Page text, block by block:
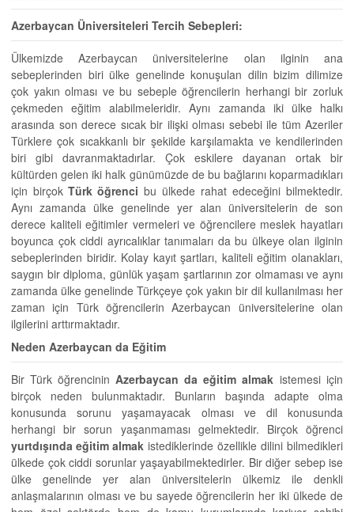
Azerbaycan Üniversiteleri Tercih Sebepleri:
Ülkemizde Azerbaycan üniversitelerine olan ilginin ana
sebeplerinden biri ülke genelinde konuşulan dilin bizim dilimize
çok yakın olması ve bu sebeple öğrencilerin herhangi bir zorluk
çekmeden eğitim alabilmeleridir. Aynı zamanda iki ülke halkı
arasında son derece sıcak bir ilişki olması sebebi ile tüm Azeriler
Türklere çok sıcakkanlı bir şekilde karşılamakta ve kendilerinden
biri gibi davranmaktadırlar. Çok eskilere dayanan ortak bir
kültürden gelen iki halk günümüzde de bu bağlarını koparmadıkları
için birçok Türk öğrenci bu ülkede rahat edeceğini bilmektedir.
Aynı zamanda ülke genelinde yer alan üniversitelerin de son
derece kaliteli eğitimler vermeleri ve öğrencilere meslek hayatları
boyunca çok ciddi ayrıcalıklar tanımaları da bu ülkeye olan ilginin
sebeplerinden biridir. Kolay kayıt şartları, kaliteli eğitim olanakları,
saygın bir diploma, günlük yaşam şartlarının zor olmaması ve aynı
zamanda ülke genelinde Türkçeye çok yakın bir dil kullanılması her
zaman için Türk öğrencilerin Azerbaycan üniversitelerine olan
ilgilerini arttırmaktadır.
Neden Azerbaycan da Eğitim
Bir Türk öğrencinin Azerbaycan da eğitim almak istemesi için
birçok neden bulunmaktadır. Bunların başında adapte olma
konusunda sorunu yaşamayacak olması ve dil konusunda
herhangi bir sorun yaşanmaması gelmektedir. Birçok öğrenci
yurtdışında eğitim almak istediklerinde özellikle dilini bilmedikleri
ülkede çok ciddi sorunlar yaşayabilmektedirler. Bir diğer sebep ise
ülke genelinde yer alan üniversitelerin ülkemiz ile denkli
anlaşmalarının olması ve bu sayede öğrencilerin her iki ülkede de